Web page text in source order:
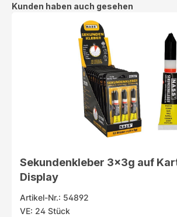
Produktgalerie überspringen
Kunden haben auch gesehen
Sekundenkleber 3x3g auf
Display
Artikel-Nr.: 54892
VE: 24 Stück